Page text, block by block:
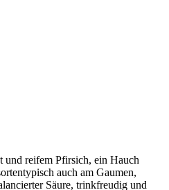
reifem Pfirsich, ein Hauch
auch am Gaumen,
Säure, trinkfreudig und